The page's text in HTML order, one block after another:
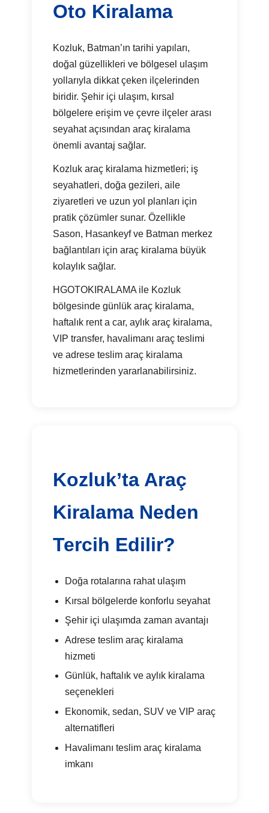
Oto Kiralama
Kozluk, Batman’ın tarihi yapıları,
doğal güzellikleri ve bölgesel ulaşım
yollarıyla dikkat çeken ilçelerinden
biridir. Şehir içi ulaşım, kırsal
bölgelere erişim ve çevre ilçeler arası
seyahat açısından araç kiralama
önemli avantaj sağlar.
Kozluk araç kiralama hizmetleri; iş
seyahatleri, doğa gezileri, aile
ziyaretleri ve uzun yol planları için
pratik çözümler sunar. Özellikle
Sason, Hasankeyf ve Batman merkez
bağlantıları için araç kiralama büyük
kolaylık sağlar.
HGOTOKIRALAMA ile Kozluk
bölgesinde günlük araç kiralama,
haftalık rent a car, aylık araç kiralama,
VIP transfer, havalimanı araç teslimi
ve adrese teslim araç kiralama
hizmetlerinden yararlanabilirsiniz.
Kozluk’ta Araç
Kiralama Neden
Tercih Edilir?
Doğa rotalarına rahat ulaşım
Kırsal bölgelerde konforlu seyahat
Şehir içi ulaşımda zaman avantajı
Adrese teslim araç kiralama
hizmeti
Günlük, haftalık ve aylık kiralama
seçenekleri
Ekonomik, sedan, SUV ve VIP araç
alternatifleri
Havalimanı teslim araç kiralama
imkanı